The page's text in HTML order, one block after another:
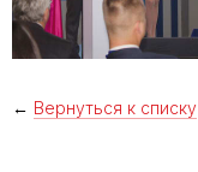
← Вернуться к списку